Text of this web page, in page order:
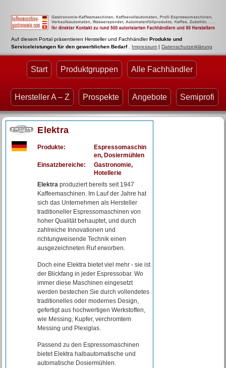
Auf diesem Portal präsentieren Hersteller und FachhändlerProdukte und
Serviceleistungen für den gewerblichen Bedarf
Impressum |Datenschutzerklärung
Start Produktgruppen Alle Fachhändler
Hersteller A – Z Prospekte Angebote Semiprofi
Elektra
Produkte:
Espressomaschin
en, Dosiermühlen
Einsatzbereiche:
Gastronomie,
Hotellerie
Elektra produziert bereits seit 1947
Kaffeemaschinen. Im Lauf der Jahre hat
sich das Unternehmen als Hersteller
traditioneller Espressomaschinen von
hoher Qualität behauptet, und durch
zahlreiche Innovationen und
richtungweisende Technik einen
ausgezeichneten Ruf erworben.
Doch eine Elektra bietet viel mehr - sie ist
der Blickfang in jeder Espressobar. Wo
immer diese Maschinen eingesetzt
werden bestechen Sie durch vollendetes
traditionelles oder modernes Design,
gefertigt aus hochwertigen Werkstoffen,
wie Messing, Kupfer, verchromtem
Messing und Plexiglas.
Passend zu den Espressomaschinen
bietet Elektra halbautomatische und
automatische Dosiermühlen.